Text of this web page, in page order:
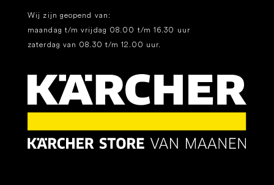
Wij zijn geopend van:
maandag t/m vrijdag 08.00 t/m 16.30 uur
zaterdag van 08.30 t/m 12.00 uur.